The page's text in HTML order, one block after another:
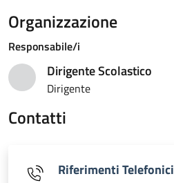
Organizzazione
Responsabile/i
User
Dirigente Scolastico
Dirigente
Contatti
Riferimenti Telefonici